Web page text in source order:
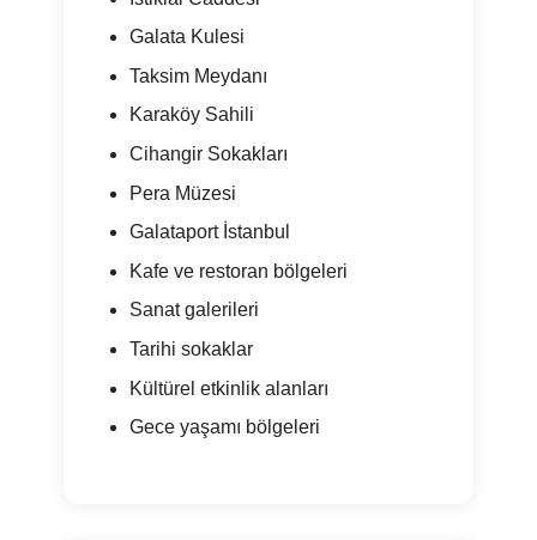
Galata Kulesi
Taksim Meydanı
Karaköy Sahili
Cihangir Sokakları
Pera Müzesi
Galataport İstanbul
Kafe ve restoran bölgeleri
Sanat galerileri
Tarihi sokaklar
Kültürel etkinlik alanları
Gece yaşamı bölgeleri